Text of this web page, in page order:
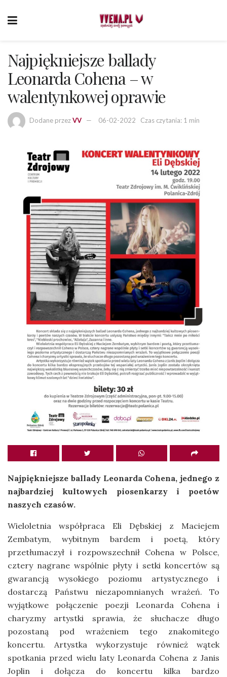
Najpiękniejsze ballady
Leonarda Cohena – w
walentynkowej oprawie
Dodane przezVV 06-02-2022 Czas czytania: 1 min
Najpiękniejsze ballady Leonarda Cohena, jednego z
najbardziej kultowych piosenkarzy i poetów
naszych czasów.
Wieloletnia współpraca Eli Dębskiej z Maciejem
Zembatym, wybitnym bardem i poetą, który
przetłumaczył i rozpowszechnił Cohena w Polsce,
cztery nagrane wspólnie płyty i setki koncertów są
gwarancją wysokiego poziomu artystycznego i
dostarczą Państwu niezapomnianych wrażeń. To
wyjątkowe połączenie poezji Leonarda Cohena i
charyzmy artystki sprawia, że słuchacze długo
pozostaną pod wrażeniem tego znakomitego
koncertu. Artystka wykorzystuje również wątek
spotkania przed wielu laty Leonarda Cohena z Janis
Joplin i dołącza do koncertu kilka bardzo